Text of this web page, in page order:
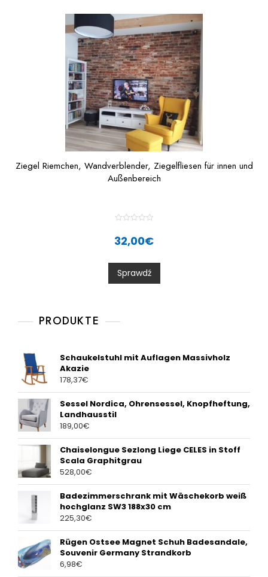
5
Ziegel Riemchen, Wandverblender, Ziegelfliesen für innen und
Außenbereich
a
t
0
o
u
t
32,00€
Sprawdź
PRODUKTE
Schaukelstuhl mit Auflagen Massivholz
Akazie
178,37€
Sessel Nordica, Ohrensessel, Knopfheftung,
Landhausstil
189,00€
Chaiselongue Sezlong Liege CELES in Stoff
Scala Graphitgrau
528,00€
Badezimmerschrank mit Wäschekorb weiß
hochglanz SW3 188x30 cm
225,30€
Rügen Ostsee Magnet Schuh Badesandale,
Souvenir Germany Strandkorb
6,98€